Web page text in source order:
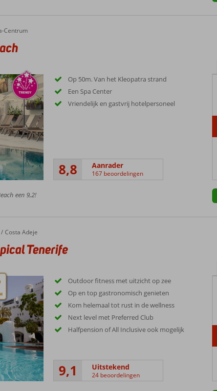
Centrum
Op 50m. Van het Kleopatra strand
Een Spa Center
Vriendelijk en gastvrij hotelpersoneel
8,8 Aanrader
167 beoordelingen
een 9,2!
Costa Adeje
Tenerife
Outdoor fitness met uitzicht op zee
Op en top gastronomisch genieten
Kom helemaal tot rust in de wellness
Next level met Preferred Club
Halfpension of All Inclusive ook mogelijk
9,1 Uitstekend
24 beoordelingen